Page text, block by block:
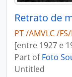
PT /AMVLC /
[entre 1927 e
Part ofFoto
Untitled